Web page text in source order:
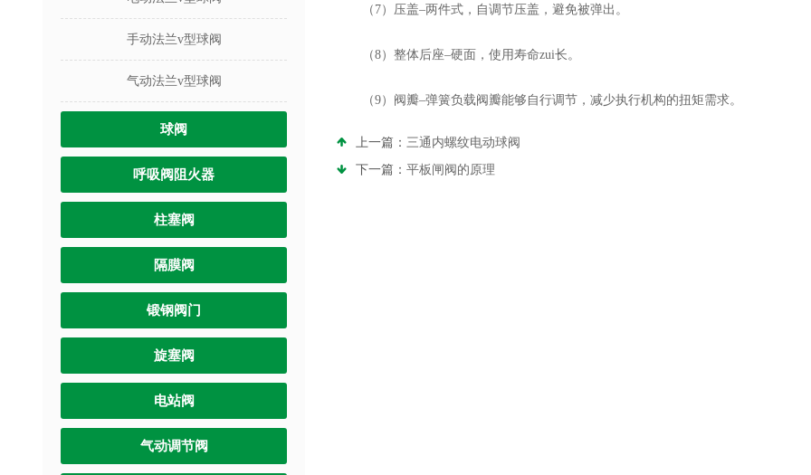
手动法兰v型球阀
气动法兰v型球阀
球阀
呼吸阀阻火器
柱塞阀
隔膜阀
锻钢阀门
旋塞阀
电站阀
气动调节阀
（7）压盖–两件式，自调节压盖，避免被弹出。
（8）整体后座–硬面，使用寿命zui长。
（9）阀瓣–弹簧负载阀瓣能够自行调节，减少执行机构的扭矩需求。
上一篇： 三通内螺纹电动球阀
下一篇： 平板闸阀的原理